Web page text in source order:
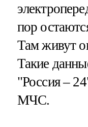
пор
Там живут
Такие
"Россия –
МЧС.